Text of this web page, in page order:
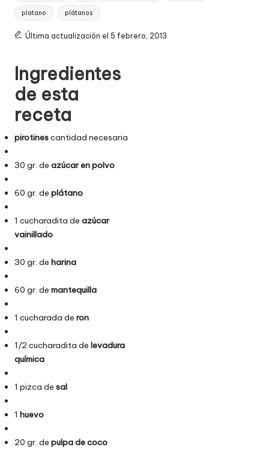
platano plátanos
Última actualización el 5 febrero, 2013
Ingredientes
de esta
receta
pirotinescantidad necesaria
30 gr. de azúcar en polvo
60 gr. de plátano
1 cucharadita de azúcar
vainillado
30 gr. de harina
60 gr. de mantequilla
1 cucharada de ron
1/2 cucharadita de levadura
química
1 pizca de sal
1 huevo
20 gr. de pulpa de coco
Navegación
de
entradas